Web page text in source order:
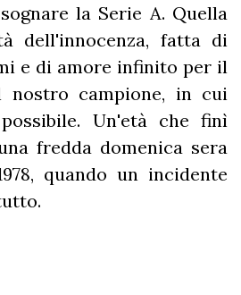
la Serie A. Quella
dell'innocenza, fatta di
e di amore infinito per il
campione, in cui
Un'età che finì
fredda domenica sera
quando un incidente